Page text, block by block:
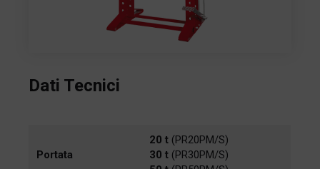
Dati Tecnici
Portata
20 t (PR20PM/S)
30 t (PR30PM/S)